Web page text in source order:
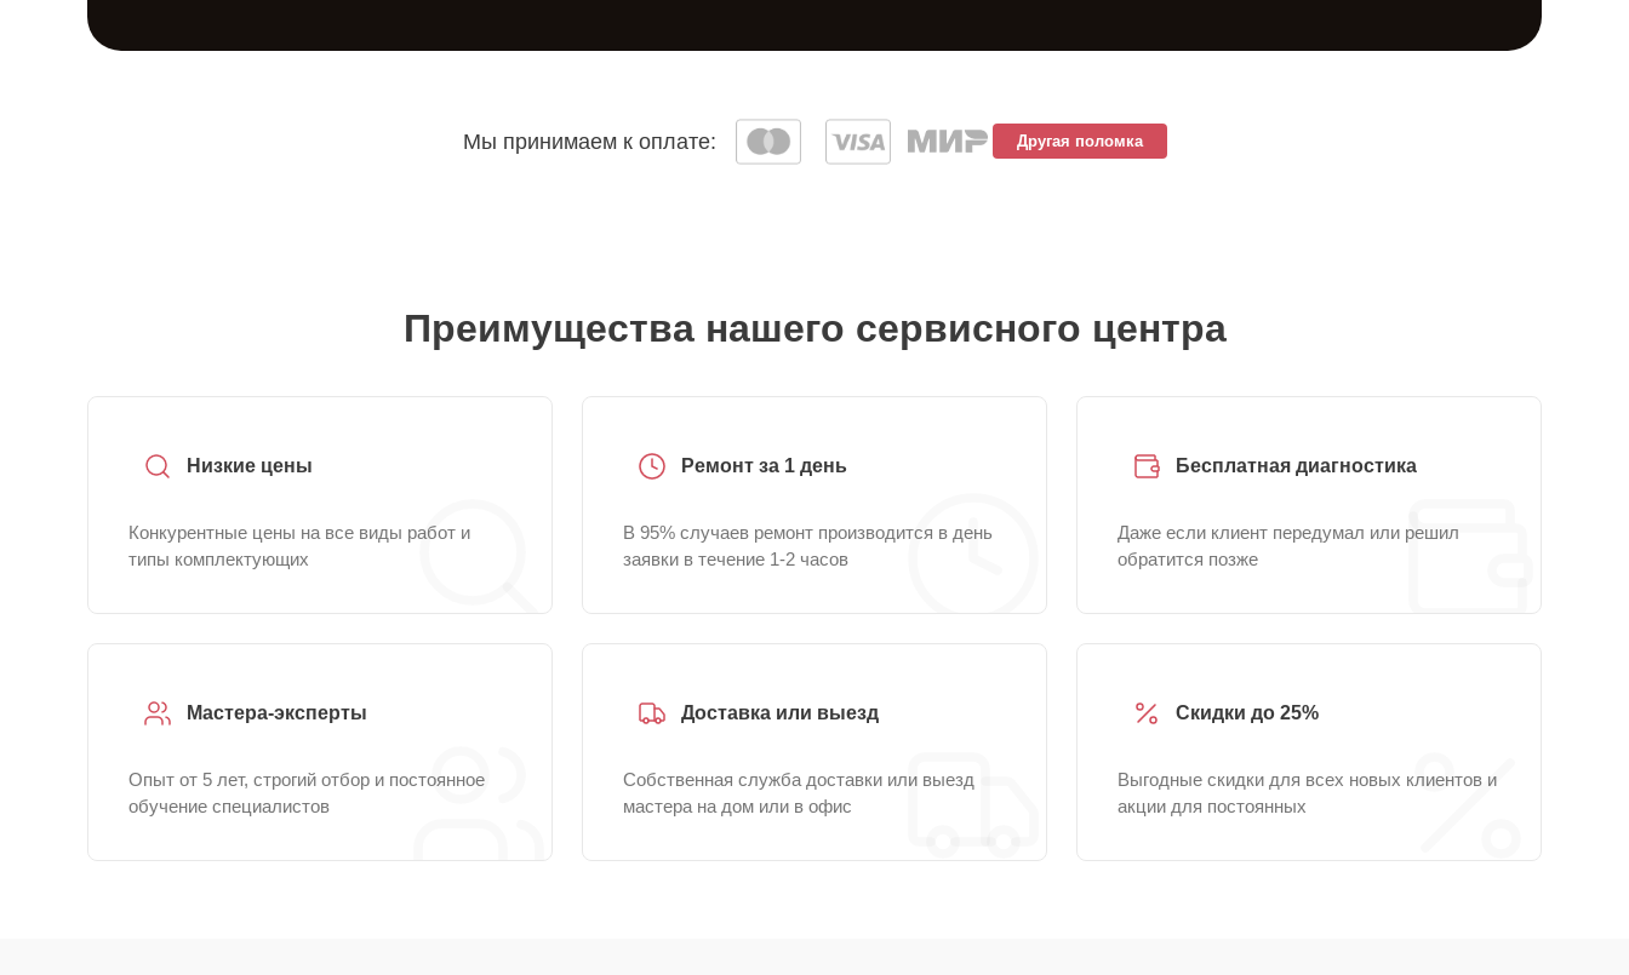
Мы принимаем к оплате: Другая поломка
Преимущества нашего сервисного центра
Низкие цены
Конкурентные цены на все виды работ и
типы комплектующих
Ремонт за 1 день
В 95% случаев ремонт производится в день
заявки в течение 1-2 часов
Бесплатная диагностика
Даже если клиент передумал или решил
обратится позже
Мастера-эксперты
Опыт от 5 лет, строгий отбор и постоянное
обучение специалистов
Доставка или выезд
Собственная служба доставки или выезд
мастера на дом или в офис
Скидки до 25%
Выгодные скидки для всех новых клиентов и
акции для постоянных